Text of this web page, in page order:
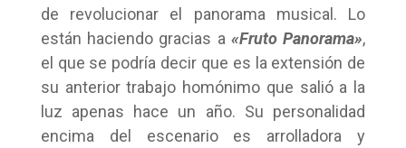
de revolucionar el panorama musical. Lo
están haciendo gracias a «Fruto Panorama»,
el que se podría decir que es la extensión de
su anterior trabajo homónimo que salió a la
luz apenas hace un año. Su personalidad
encima del escenario es arrolladora y